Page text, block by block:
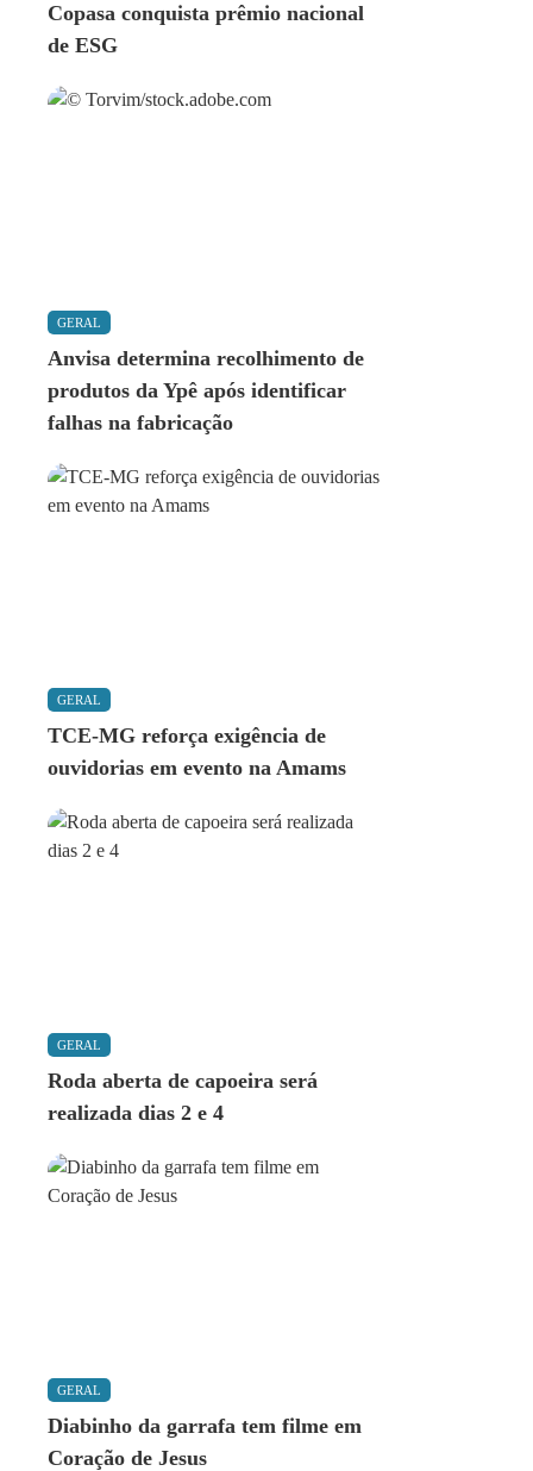
Copasa conquista prêmio nacional
de ESG
GERAL
Anvisa determina recolhimento de
produtos da Ypê após identificar
falhas na fabricação
GERAL
TCE-MG reforça exigência de
ouvidorias em evento na Amams
GERAL
Roda aberta de capoeira será
realizada dias 2 e 4
GERAL
Diabinho da garrafa tem filme em
Coração de Jesus